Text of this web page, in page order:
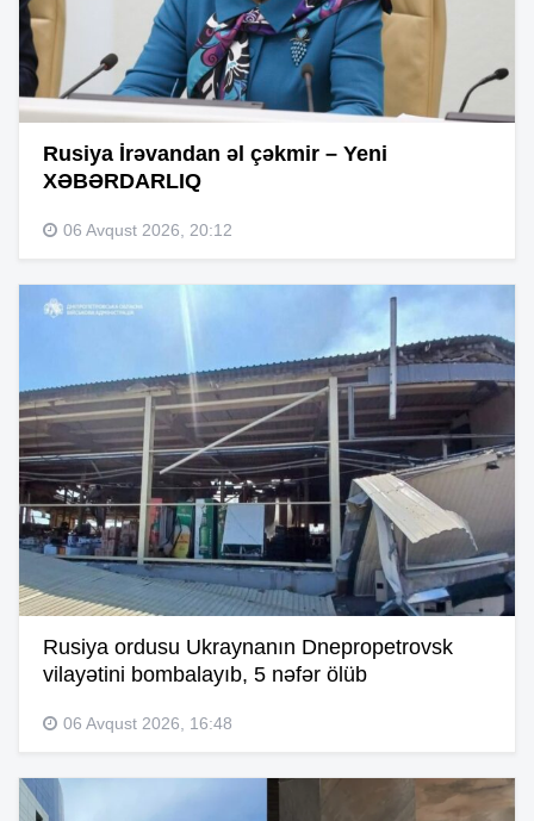
Rusiya İrəvandan əl çəkmir – Yeni
XƏBƏRDARLIQ
06 Avqust 2026, 20:12
Rusiya ordusu Ukraynanın Dnepropetrovsk
vilayətini bombalayıb, 5 nəfər ölüb
06 Avqust 2026, 16:48